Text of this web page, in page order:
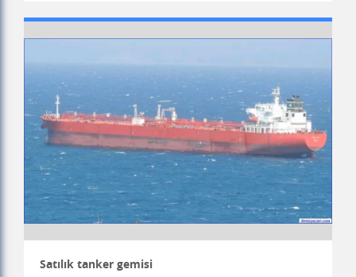
Satılık tanker gemisi